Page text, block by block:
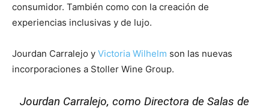
consumidor. También como con la creación de
experiencias inclusivas y de lujo.
Jourdan Carralejo y Victoria Wilhelm son las nuevas
incorporaciones a Stoller Wine Group.
Jourdan Carralejo, como Directora de Salas de